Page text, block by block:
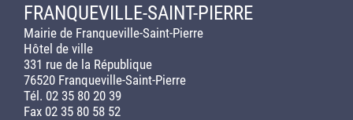
FRANQUEVILLE-SAINT-PIERRE
Mairie de Franqueville-Saint-Pierre
Hôtel de ville
331 rue de la République
76520 Franqueville-Saint-Pierre
Tél. 02 35 80 20 39
Fax 02 35 80 58 52